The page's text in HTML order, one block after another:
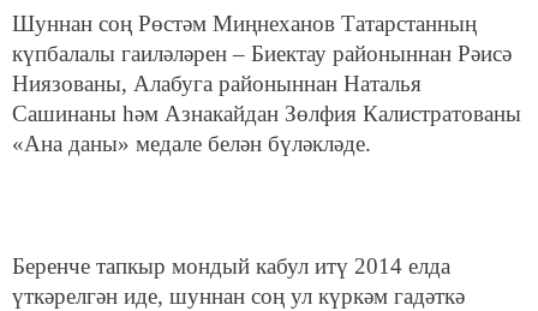
Шуннан соң Рөстәм Миңнеханов Татарстанның
күпбалалы гаиләләрен – Биектау районыннан Рәисә
Ниязованы, Алабуга районыннан Наталья
Сашинаны һәм Азнакайдан Зөлфия Калистратованы
«Ана даны» медале белән бүләкләде.
Беренче тапкыр мондый кабул итү 2014 елда
үткәрелгән иде, шуннан соң ул күркәм гадәткә